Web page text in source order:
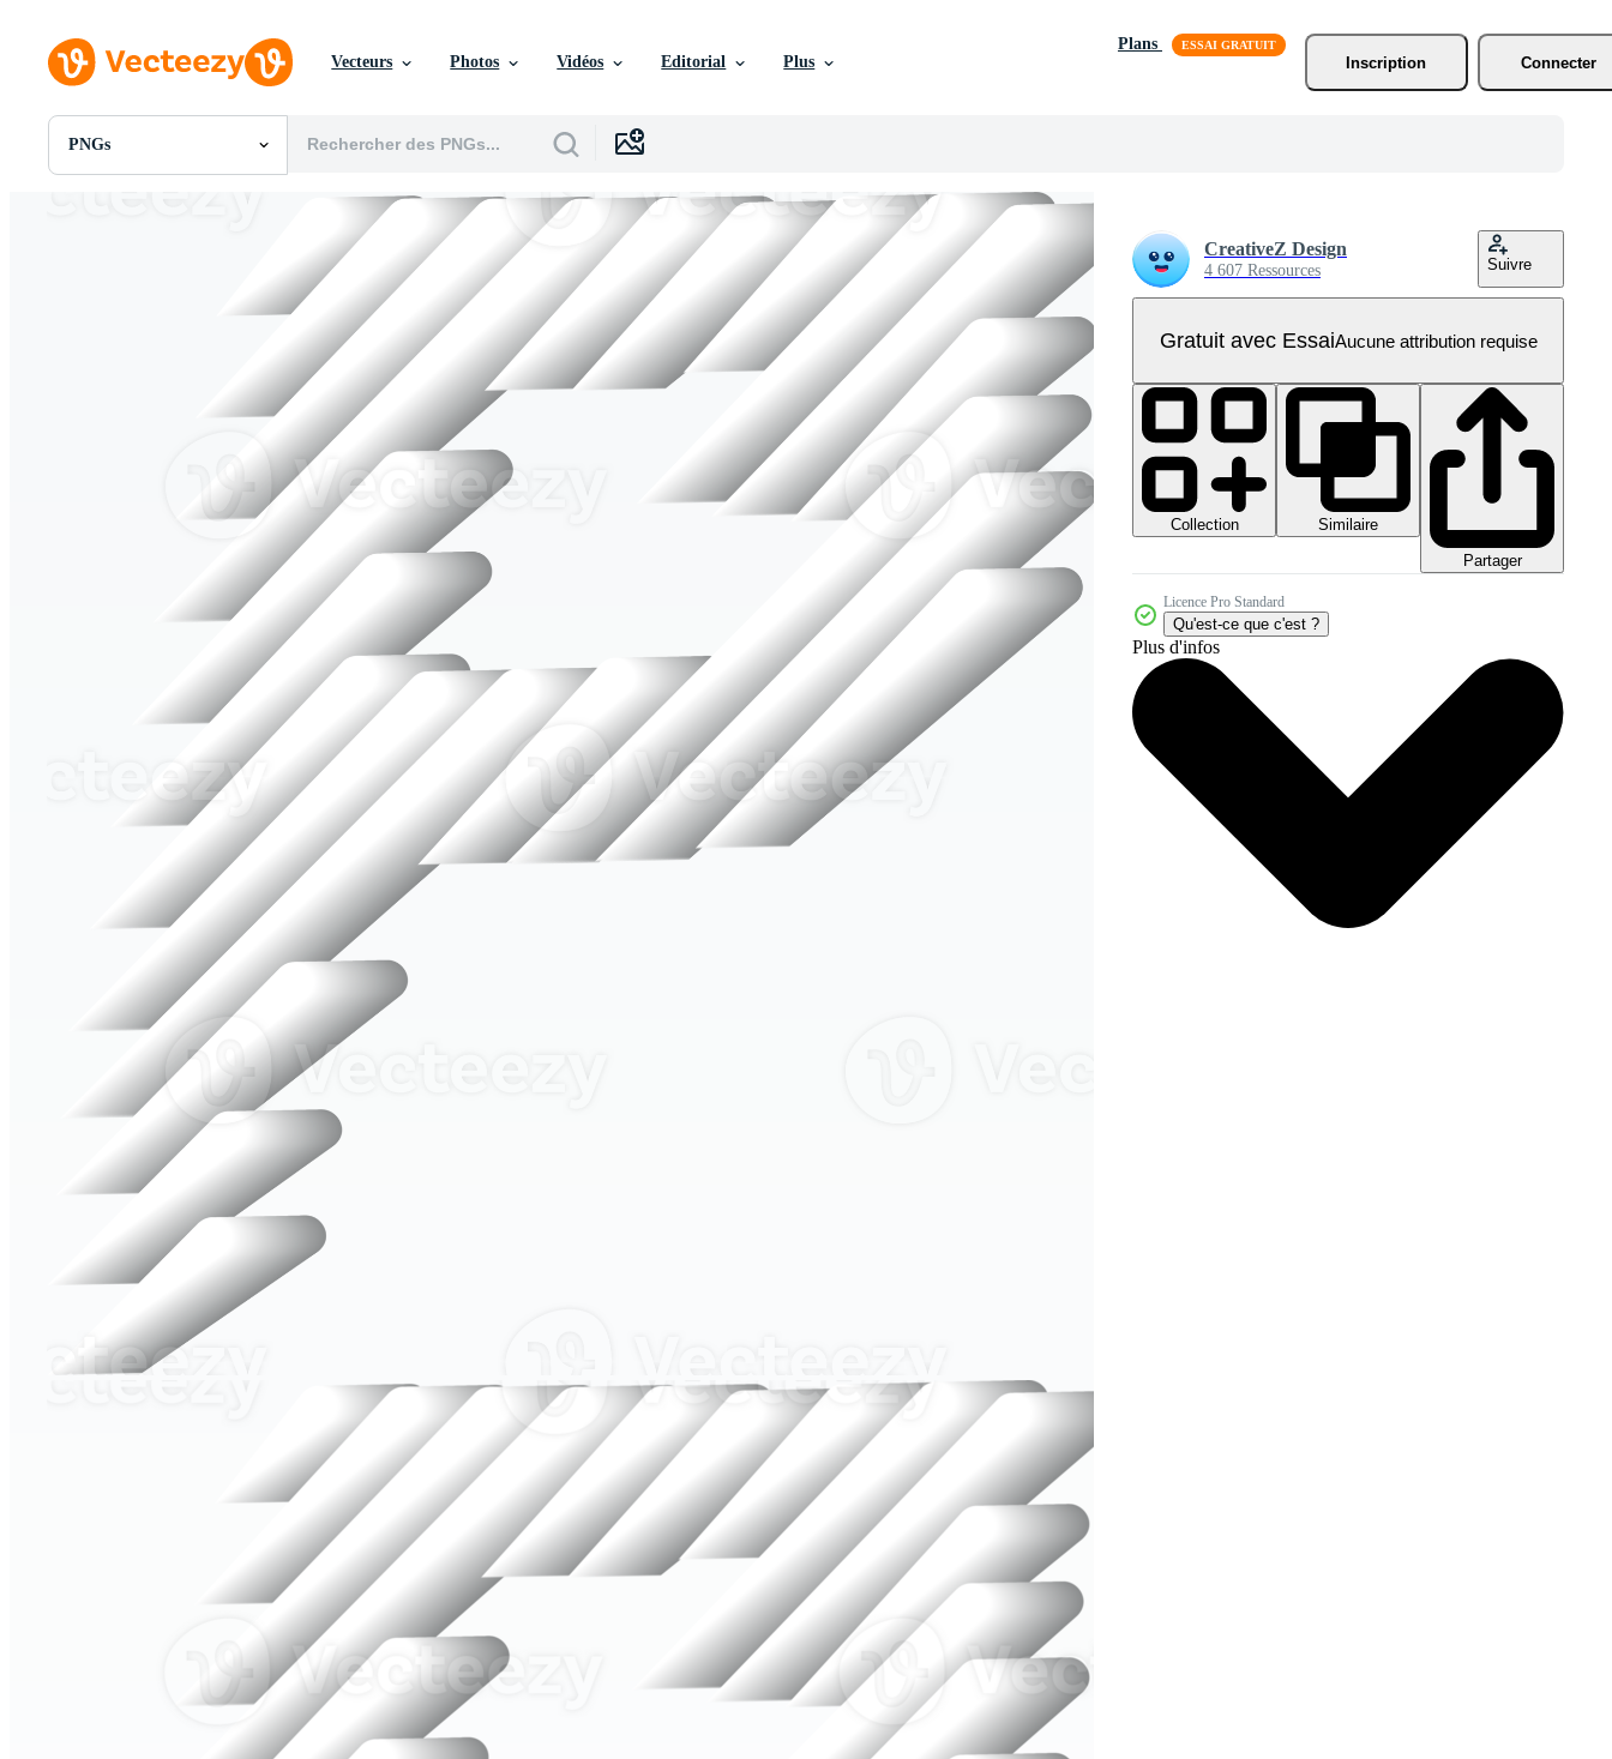
Vecteurs Photos Vidéos Editorial Plus
Plans
Inscription
Connecter
PNGs
Toutes Images
Événements Éditoriaux
CreativeZ Design
4 607 Ressources Suivre
Gratuit avec EssaiAucune attribution requise
Collection
Similaire
Partager
Licence Pro Standard
Qu'est-ce que c'est ?
Plus d'infos